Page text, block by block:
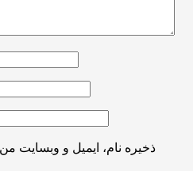
ذخیره نام، ایمیل و وبسایت